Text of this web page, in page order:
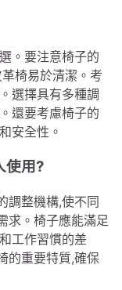
。要注意椅子的
椅易於清潔。考
選擇具有多種調
還要考慮椅子的
安全性。
使用?
調整機構,使不同
求。椅子應能滿足
工作習慣的差
的重要特質,確保